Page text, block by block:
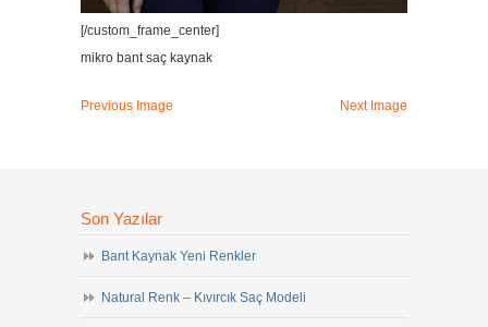
[/custom_frame_center]
mikro bant saç kaynak
Previous Image Next Image
Son Yazılar
Bant Kaynak Yeni Renkler
Natural Renk – Kıvırcık Saç Modeli